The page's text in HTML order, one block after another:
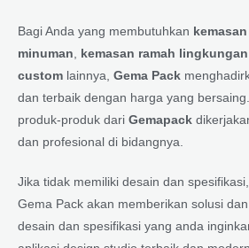
Bagi Anda yang membutuhkan
minuman, kemasan ramah lingkungan
custom lainnya, Gema Pack
dan terbaik dengan harga yang
produk-produk dari Gemapack
dan profesional di bidangnya.
Jika tidak memiliki desain dan
Gema Pack akan memberikan solusi
desain dan spesifikasi yang anda